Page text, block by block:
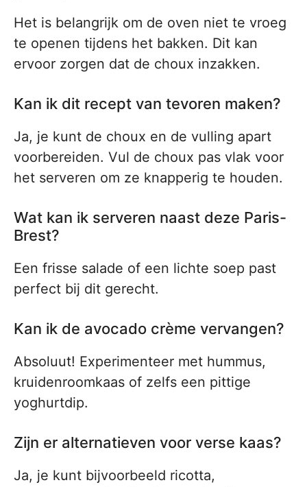
Het is belangrijk om de oven niet te vroeg
te openen tijdens het bakken. Dit kan
ervoor zorgen dat de choux inzakken.
Kan ik dit recept van tevoren maken?
Ja, je kunt de choux en de vulling apart
voorbereiden. Vul de choux pas vlak voor
het serveren om ze knapperig te houden.
Wat kan ik serveren naast deze Paris-
Brest?
Een frisse salade of een lichte soep past
perfect bij dit gerecht.
Kan ik de avocado crème vervangen?
Absoluut! Experimenteer met hummus,
kruidenroomkaas of zelfs een pittige
yoghurtdip.
Zijn er alternatieven voor verse kaas?
Ja, je kunt bijvoorbeeld ricotta,